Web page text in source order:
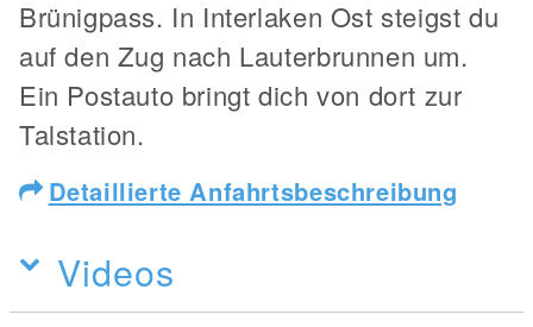
Brünigpass. In Interlaken Ost steigst du
auf den Zug nach Lauterbrunnen um.
Ein Postauto bringt dich von dort zur
Talstation.
Detaillierte Anfahrtsbeschreibung
Videos